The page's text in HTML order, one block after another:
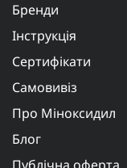
Бренди
Інструкція
Сертифікати
Самовивіз
Про Міноксидил
Блог